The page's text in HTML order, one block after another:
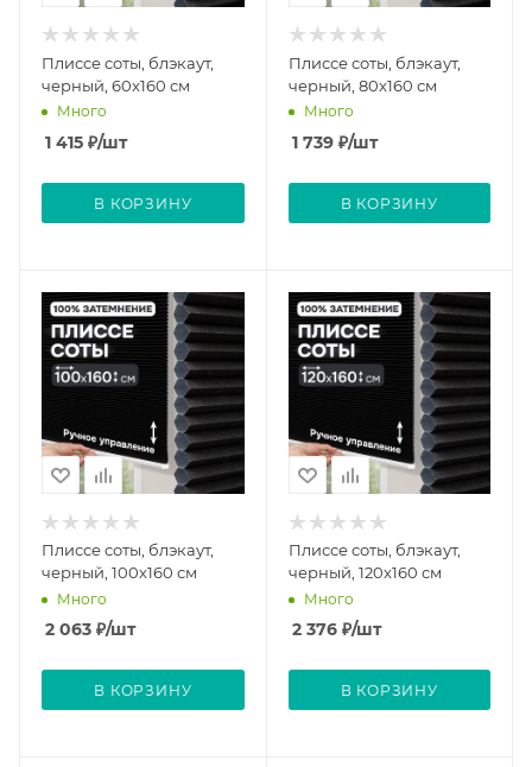
Плиссе соты, блэкаут,
черный, 60x160 см
Много
1 415 ₽/шт
В КОРЗИНУ
Плиссе соты, блэкаут,
черный, 80x160 см
Много
1 739₽/шт
В КОРЗИНУ
Плиссе соты, блэкаут,
черный, 100x160 см
Много
2 063 ₽/шт
В КОРЗИНУ
Плиссе соты, блэкаут,
черный, 120x160 см
Много
2 376₽/шт
В КОРЗИНУ